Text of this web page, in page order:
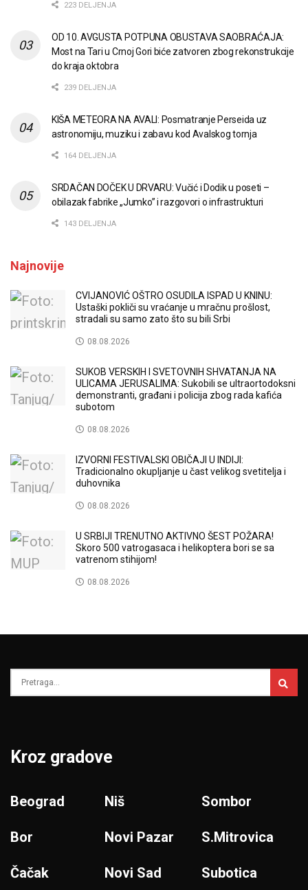
223 DELJENJA
OD 10. AVGUSTA POTPUNA OBUSTAVA SAOBRAĆAJA:
Most na Tari u Crnoj Gori biće zatvoren zbog rekonstrukcije
do kraja oktobra
239 DELJENJA
KIŠA METEORA NA AVALI: Posmatranje Perseida uz
astronomiju, muziku i zabavu kod Avalskog tornja
164 DELJENJA
SRDAČAN DOČEK U DRVARU: Vučić i Dodik u poseti –
obilazak fabrike „Jumko” i razgovori o infrastrukturi
143 DELJENJA
Najnovije
CVIJANOVIĆ OŠTRO OSUDILA ISPAD U KNINU:
Ustaški pokliči su vraćanje u mračnu prošlost,
stradali su samo zato što su bili Srbi
08.08.2026
SUKOB VERSKIH I SVETOVNIH SHVATANJA NA
ULICAMA JERUSALIMA: Sukobili se ultraortodoksni
demonstranti, građani i policija zbog rada kafića
subotom
08.08.2026
IZVORNI FESTIVALSKI OBIČAJI U INDIJI:
Tradicionalno okupljanje u čast velikog svetitelja i
duhovnika
08.08.2026
U SRBIJI TRENUTNO AKTIVNO ŠEST POŽARA!
Skoro 500 vatrogasaca i helikoptera bori se sa
vatrenom stihijom!
08.08.2026
Kroz gradove
Beograd
Bor
Čačak
Niš
Novi Pazar
Novi Sad
Sombor
S.Mitrovica
Subotica